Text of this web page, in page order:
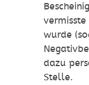
vermisste
wurde
dazu
Stelle.